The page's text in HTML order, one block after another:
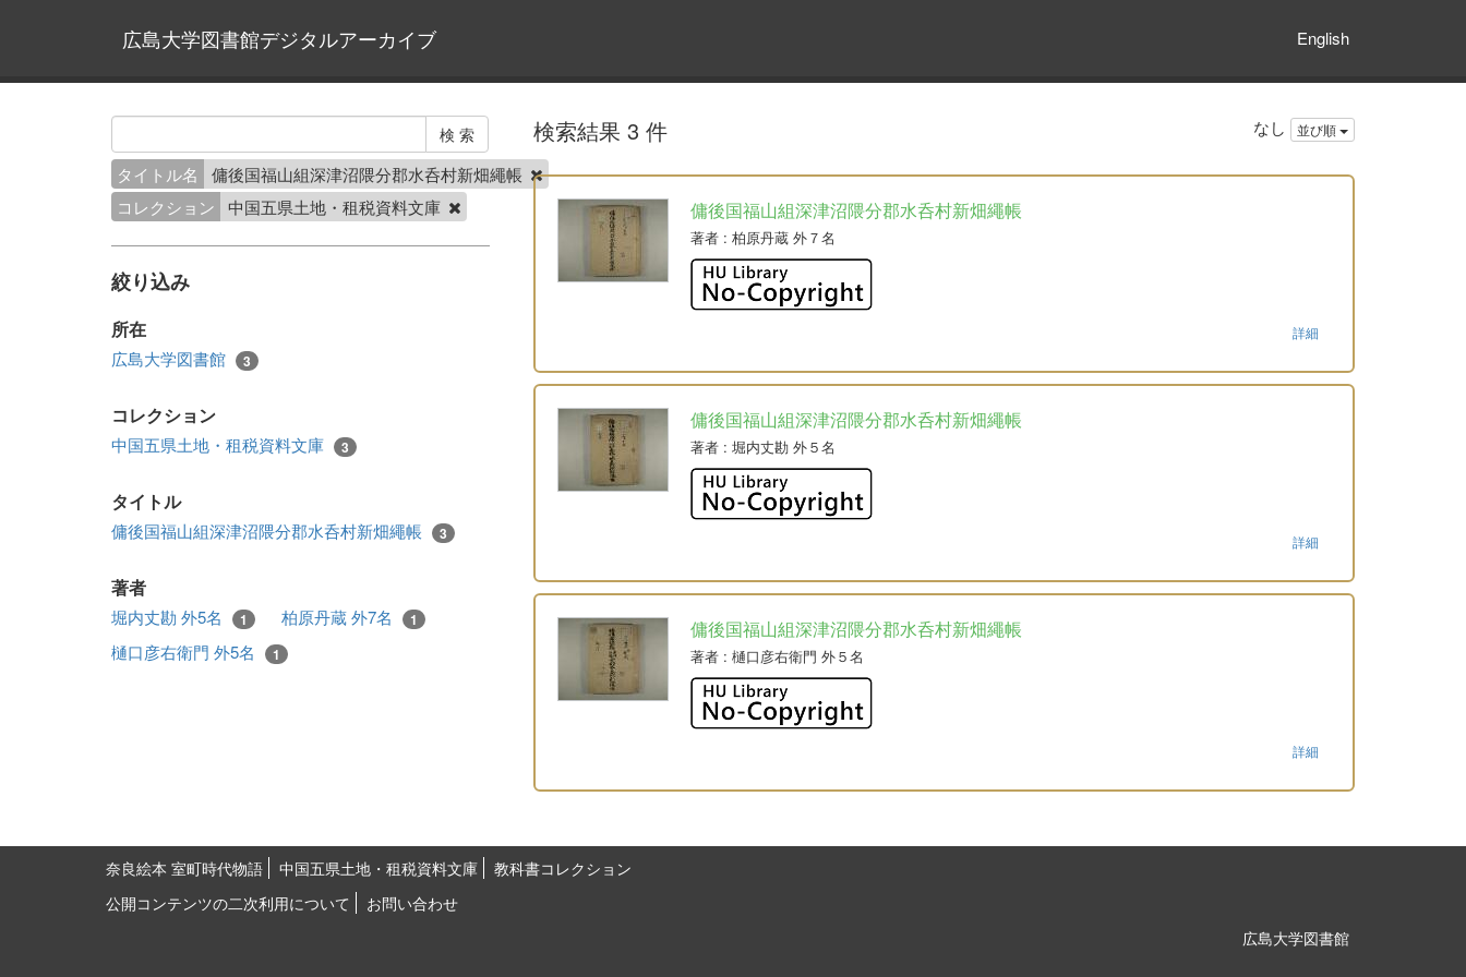
広島大学図書館デジタルアーカイブ English
タイトル名
傭後国福山組深津沼隈分郡水呑村新畑繩帳
コレクション
中国五県土地・租税資料文庫
絞り込み
所在
広島大学図書館 3
コレクション
中国五県土地・租税資料文庫 3
タイトル
傭後国福山組深津沼隈分郡水呑村新畑繩帳 3
著者
堀内丈勘 外5名 1 柏原丹蔵 外7名 1
樋口彦右衛門 外5名 1
検索結果 3 件 なし 並び順
傭後国福山組深津沼隈分郡水呑村新畑繩帳
著者: 柏原丹蔵 外７名
詳細
傭後国福山組深津沼隈分郡水呑村新畑繩帳
著者: 堀内丈勘 外５名
詳細
傭後国福山組深津沼隈分郡水呑村新畑繩帳
著者: 樋口彦右衛門 外５名
詳細
奈良絵本 室町時代物語 中国五県土地・租税資料文庫
教科書コレクション
公開コンテンツの二次利用について
お問い合わせ
広島大学図書館